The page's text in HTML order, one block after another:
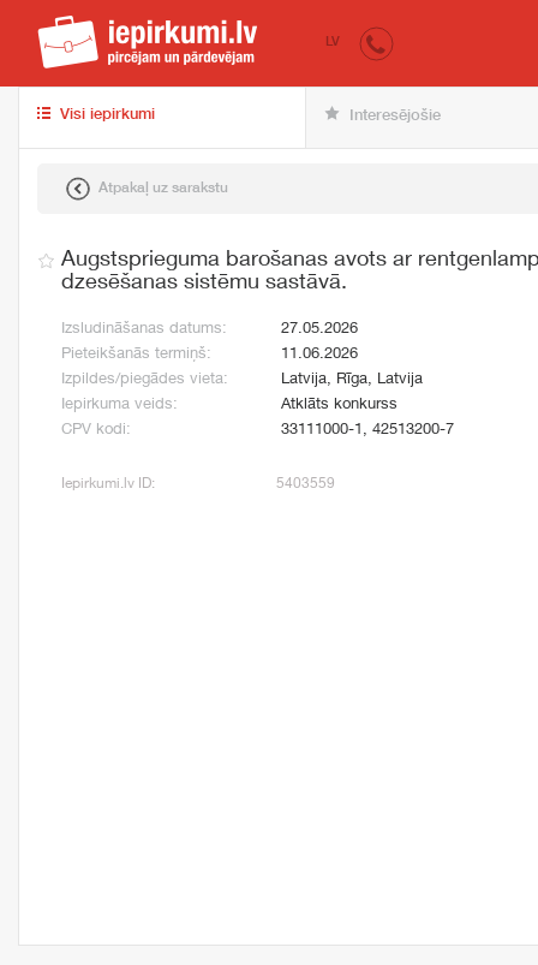
iepirkumi.lv
LV
Visi iepirkumi Interesējošie
Atpakaļ uz sarakstu
Augstsprieguma barošanas avots ar
dzesēšanas sistēmu sastāvā.
Izsludināšanas datums:
27.05.2026
Pieteikšanās termiņš:
11.06.2026
Izpildes/piegādes vieta:
Latvija, Rīga, Latvija
Iepirkuma veids:
Atklāts konkurss
CPV kodi:
33111000-1, 42513200-7
Iepirkumi.lv ID: 5403559